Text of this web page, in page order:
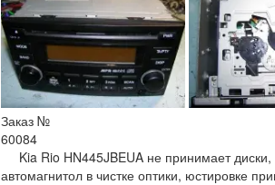
Заказ №
60084
Kia Rio HN445JBEUA не принимает
автомагнитол в чистке оптики, юстировке